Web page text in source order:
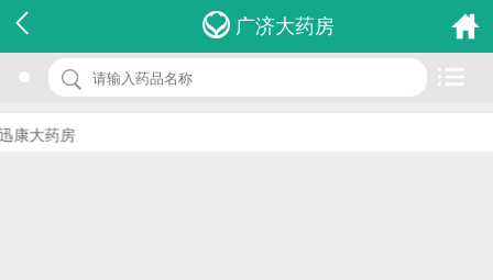
广济大药房
大药房
名 称：维生素e片
品 牌：(国润)